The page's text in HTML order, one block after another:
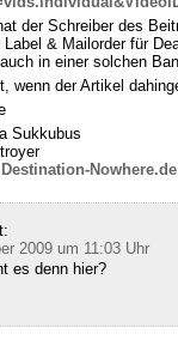
der Schreiber des
& Mailorder für
in einer solchen
wenn der Artikel
Sukkubus
Nowhere.de
2009 um 11:03 Uhr
es denn hier?